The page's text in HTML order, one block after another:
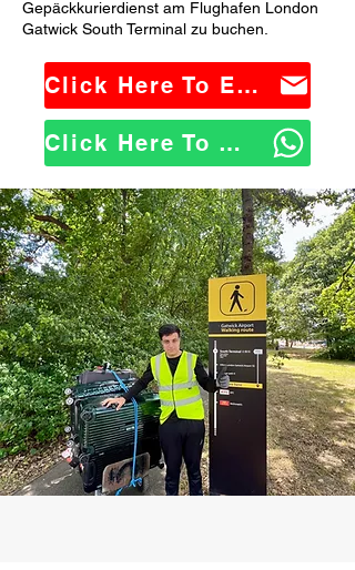
Gepäckkurierdienst am Flughafen London
Gatwick South Terminal zu buchen.
Click Here To Email Us
Click Here To WhatsApp Us